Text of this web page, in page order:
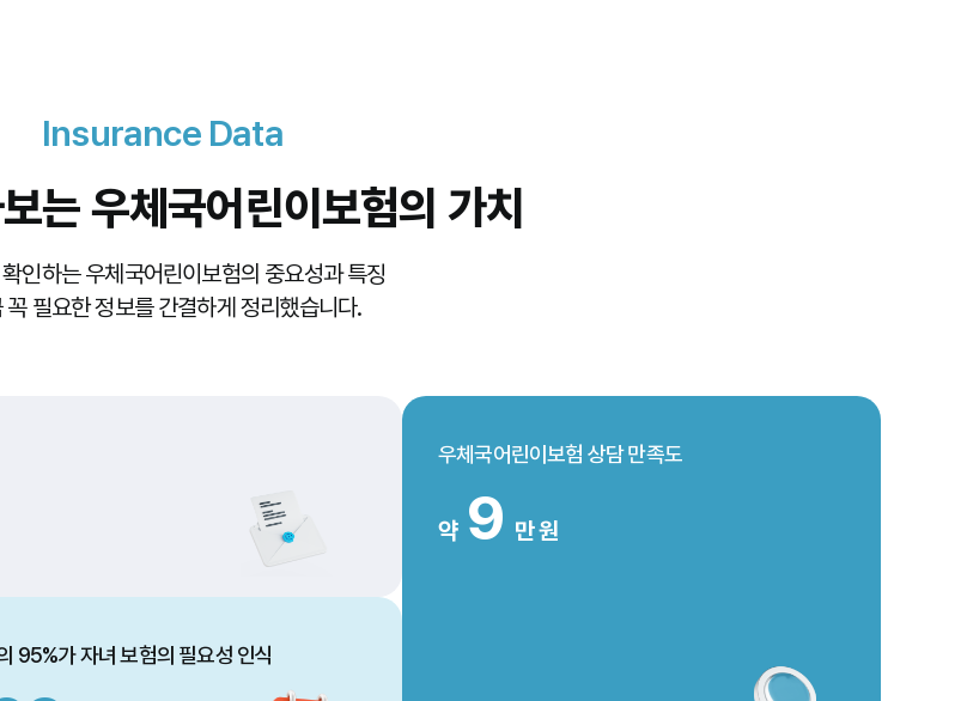
Insurance Data
는 우체국어린이보험의 가치
인하는 우체국어린이보험의 중요성과 특징
꼭 필요한 정보를 간결하게 정리했습니다.
95%가 자녀 보험의 필요성 인식
우체국어린이보험 상담 만족도
약 9 만 원